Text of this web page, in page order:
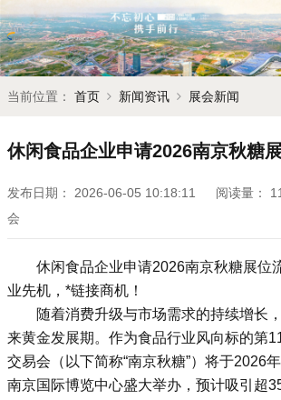
当前位置： 首页 新闻资讯 展会新闻
休闲食品企业申请2026南京秋糖
发布日期： 2026-06-05 10:18:11 阅读量： 11
会
休闲食品企业申请2026南京秋糖展位
业先机，*链接商机！
随着消费升级与市场需求的持续增长
来黄金发展期。作为食品行业风向标的第
交易会 （以下简称“南京秋糖”）将于2026
南京国际博览中心盛大举办，预计吸引超